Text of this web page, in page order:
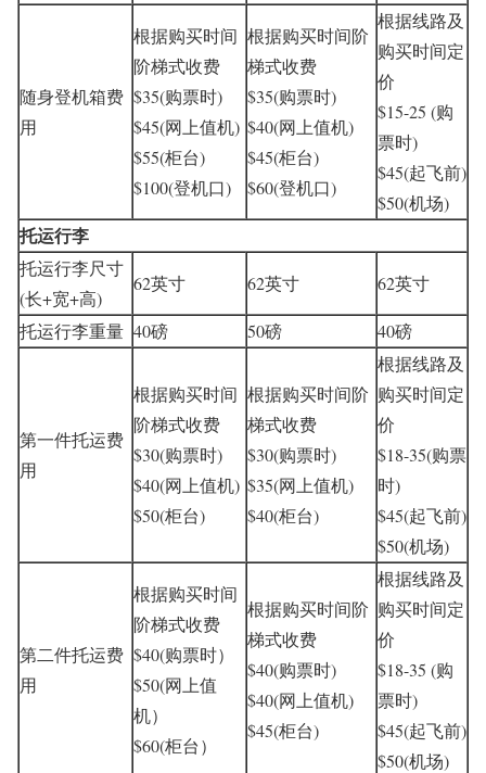
随身登机箱费
用
根据购买时间
阶梯式收费
$35(购票时)
$45(网上值机)
$55(柜台)
$100(登机口)
根据购买时间阶
梯式收费
$35(购票时)
$40(网上值机)
$45(柜台)
$60(登机口)
根据线路及
购买时间定
价
$15-25 (购
票时)
$45(起飞前)
$50(机场)
托运行李
托运行李尺寸
(长+宽+高)
62英寸 62英寸 62英寸
托运行李重量 40磅 50磅 40磅
第一件托运费
用
根据购买时间
阶梯式收费
$30(购票时)
$40(网上值机)
$50(柜台)
根据购买时间阶
梯式收费
$30(购票时)
$35(网上值机)
$40(柜台)
根据线路及
购买时间定
价
$18-35(购票
时)
$45(起飞前)
$50(机场)
第二件托运费
用
根据购买时间
阶梯式收费
$40(购票时）
$50(网上值
机）
$60(柜台）
根据购买时间阶
梯式收费
$40(购票时)
$40(网上值机)
$45(柜台)
根据线路及
购买时间定
价
$18-35 (购
票时)
$45(起飞前)
$50(机场)